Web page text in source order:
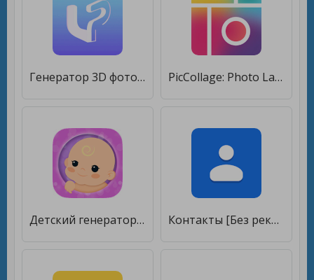
Генератор 3D фото LucidPix [Полная версия] PicCollage: Photo Layout Edits [Без рекламы]
Детский генератор: Baby Maker [Premium] Контакты [Без рекламы]